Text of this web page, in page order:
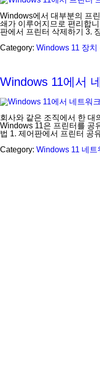
Windows에서 대부분의 프
쇄가 이루어지므로 편리합
판에서 프린터 삭제하기 3.
Category: Windows 11 장치
Windows 11에서
회사와 같은 조직에서 한 대
Windows 11은 프린터를 공
법 1. 제어판에서 프린터 공
Category: Windows 11 네트